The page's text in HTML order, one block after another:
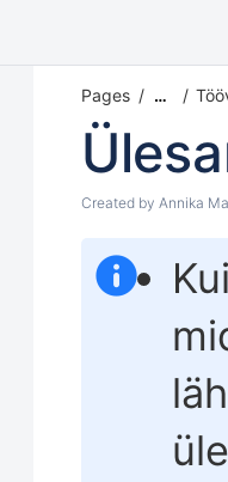
Pages …
Created by Annika